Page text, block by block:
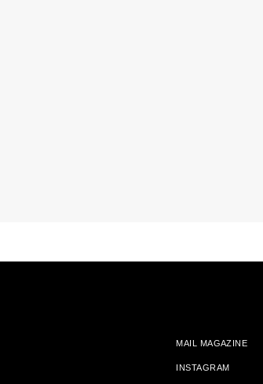
MAIL MAGAZINE
INSTAGRAM